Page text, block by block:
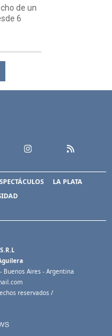
de un
6
LA PLATA
Buenos Aires - Argentina
reservados /